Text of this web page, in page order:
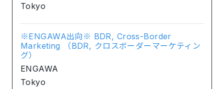
Tokyo
※ENGAWA出向※ BDR, Cross-Border
Marketing （BDR, クロスボーダーマーケティン
グ）
ENGAWA
Tokyo